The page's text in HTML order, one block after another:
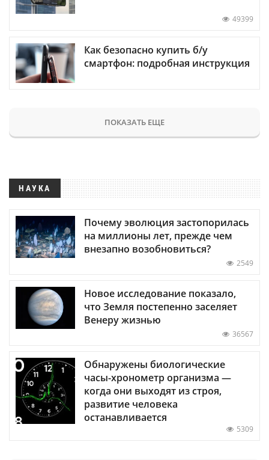
49399
Как безопасно купить б/у
смартфон: подробная инструкция
ПОКАЗАТЬ ЕЩЕ
НАУКА
Почему эволюция застопорилась
на миллионы лет, прежде чем
внезапно возобновиться?
2549
Новое исследование показало,
что Земля постепенно заселяет
Венеру жизнью
36567
Обнаружены биологические
часы-хронометр организма —
когда они выходят из строя,
развитие человека
останавливается
5309